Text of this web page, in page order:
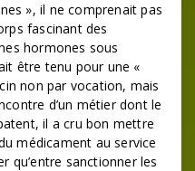
», il ne comprenait pas
fascinant des
hormones sous
être tenu pour une «
non par vocation, mais
d’un métier dont le
il a cru bon mettre
médicament au service
qu’entre sanctionner les